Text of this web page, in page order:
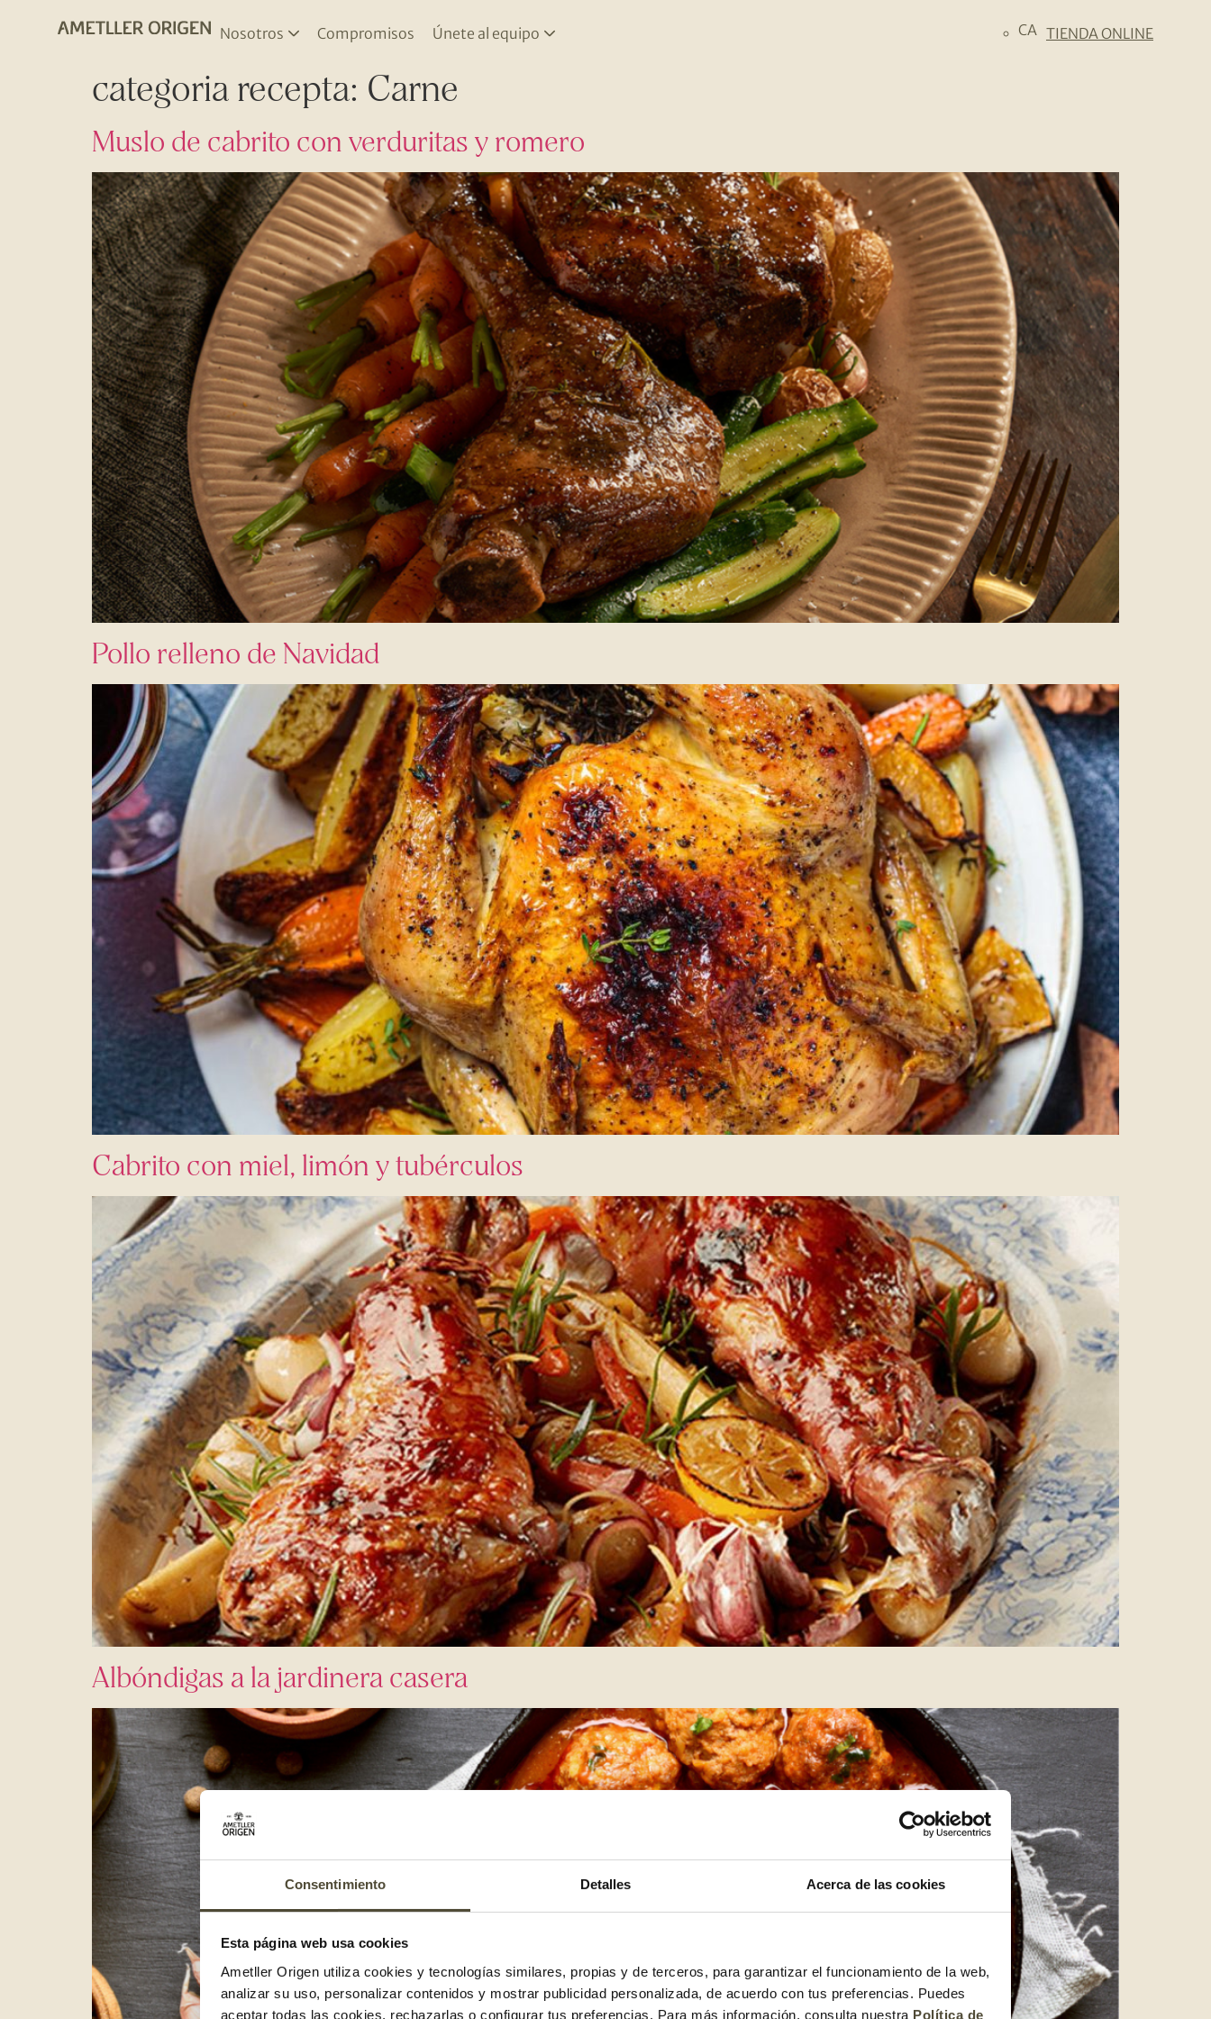
Consentimiento Detalles Acerca de las cookies
Esta página web usa cookies
Ametller Origen utiliza cookies y tecnologías similares, propias y de terceros, para garantizar el funcionamiento de la web,
analizar su uso, personalizar contenidos y mostrar publicidad personalizada, de acuerdo con tus preferencias. Puedes
aceptar todas las cookies, rechazarlas o configurar tus preferencias. Para más información, consulta nuestra Política de
Nosotros Compromisos Únete al equipo CA TIENDA ONLINE
categoria recepta: Carne
Muslo de cabrito con verduritas y romero
Pollo relleno de Navidad
Cabrito con miel, limón y tubérculos
Albóndigas a la jardinera casera